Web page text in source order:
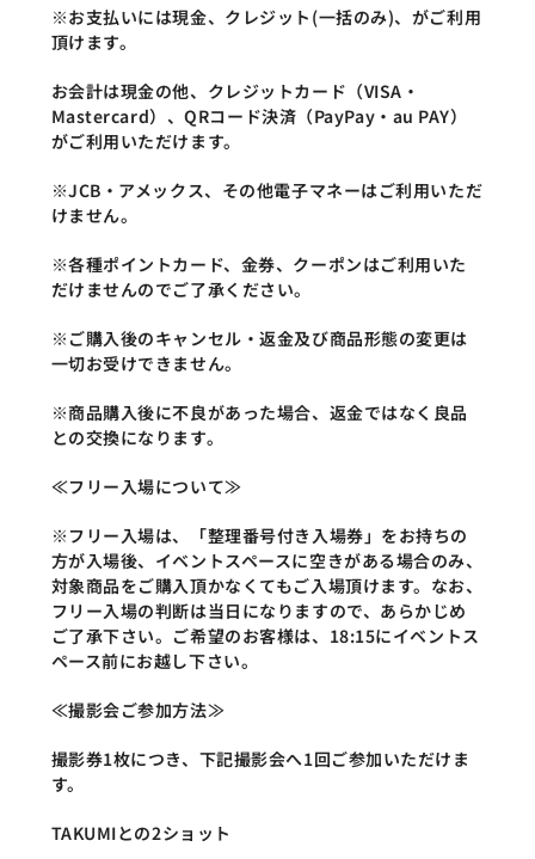
※お支払いには現金、クレジット(一括のみ)、がご利用
頂けます。
お会計は現金の他、クレジットカード（VISA・
Mastercard）、QRコード決済（PayPay・au PAY）
がご利用いただけます。
※JCB・アメックス、その他電子マネーはご利用いただ
けません。
※各種ポイントカード、金券、クーポンはご利用いた
だけませんのでご了承ください。
※ご購入後のキャンセル・返金及び商品形態の変更は
一切お受けできません。
※商品購入後に不良があった場合、返金ではなく良品
との交換になります。
≪フリー入場について≫
※フリー入場は、「整理番号付き入場券」をお持ちの
方が入場後、イベントスペースに空きがある場合のみ、
対象商品をご購入頂かなくてもご入場頂けます。なお、
フリー入場の判断は当日になりますので、あらかじめ
ご了承下さい。ご希望のお客様は、18:15にイベントス
ペース前にお越し下さい。
≪撮影会ご参加方法≫
撮影券1枚につき、下記撮影会へ1回ご参加いただけま
す。
TAKUMIとの2ショット